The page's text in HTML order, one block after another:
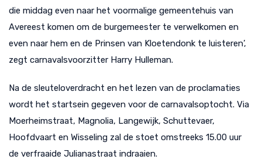
die middag even naar het voormalige gemeentehuis van
Avereest komen om de burgemeester te verwelkomen en
even naar hem en de Prinsen van Kloetendonk te luisteren’,
zegt carnavalsvoorzitter Harry Hulleman.
Na de sleuteloverdracht en het lezen van de proclamaties
wordt het startsein gegeven voor de carnavalsoptocht. Via
Moerheimstraat, Magnolia, Langewijk, Schuttevaer,
Hoofdvaart en Wisseling zal de stoet omstreeks 15.00 uur
de verfraaide Julianastraat indraaien.